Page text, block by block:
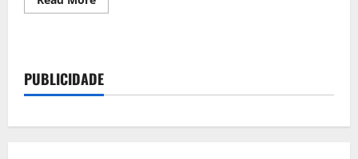
more
lista
dos
atletas
PUBLICIDADE